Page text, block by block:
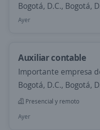
Bogotá, D.C., Bogotá,
Ayer
Auxiliar contable
Importante empresa
Bogotá, D.C., Bogotá,
Presencial y remoto
Ayer